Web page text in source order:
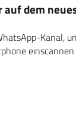
dem
Kanal,